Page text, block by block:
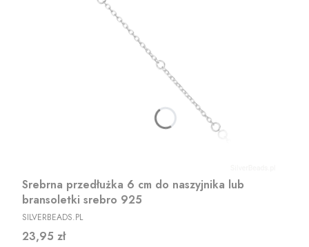
Srebrna przedłużka 6 cm do naszyjnika lub
bransoletki srebro 925
PRODUCENT
SILVERBEADS.PL
Cena
23,95 zł